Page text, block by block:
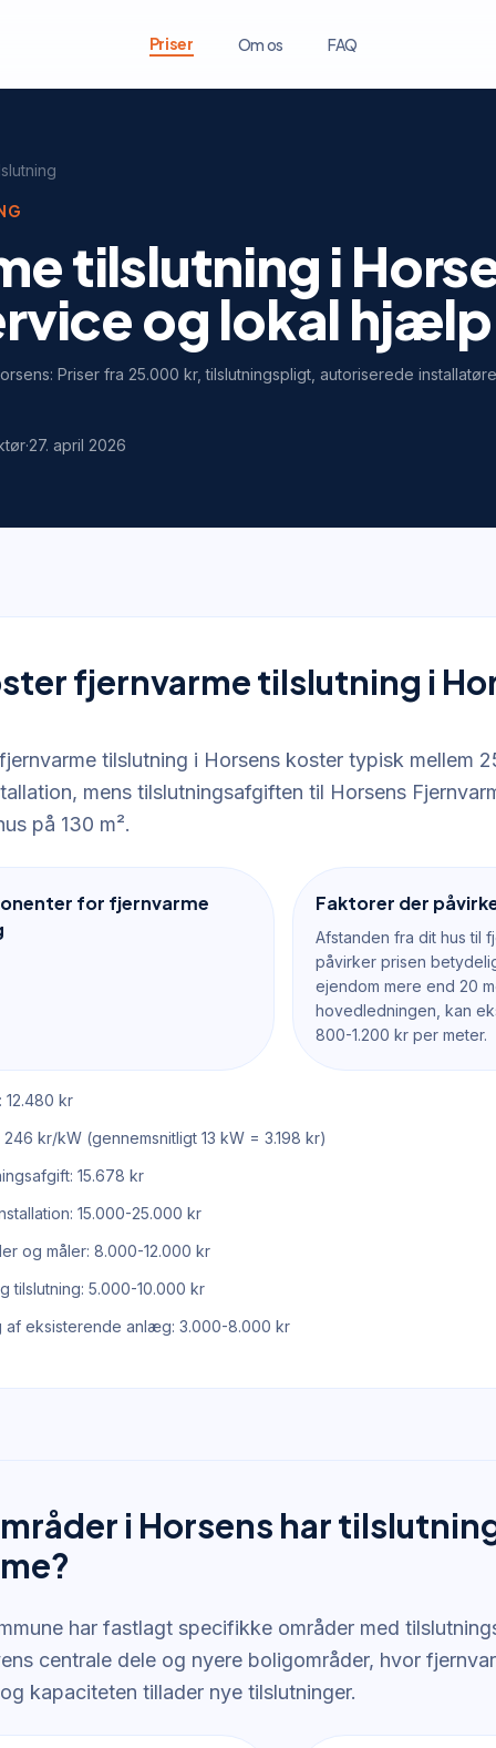
Priser Om os FAQ
tilslutning i
og lokal hjælp
Priser fra 25.000 kr, tilslutningspligt, autoriserede
·27. april 2026
fjernvarme tilslutning i
tilslutning i Horsens koster typisk mellem
mens tilslutningsafgiften til Horsens
på 130 m².
for fjernvarme
Faktorer der
Afstanden fra dit hus til
påvirker prisen
ejendom mere end 20
hovedledningen, kan
800-1.200 kr per meter.
12.480 kr
kr/kW (gennemsnitligt 13 kW = 3.198 kr)
15.678 kr
15.000-25.000 kr
og måler: 8.000-12.000 kr
tilslutning: 5.000-10.000 kr
af eksisterende anlæg: 3.000-8.000 kr
i Horsens har
har fastlagt specifikke områder med
centrale dele og nyere boligområder, hvor
kapaciteten tillader nye tilslutninger.